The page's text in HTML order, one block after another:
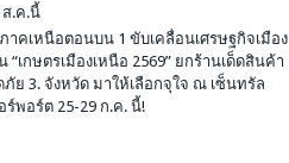
ส.ค.นี้
าคเหนือตอนบน 1 ขับเคลื่อนเศรษฐกิจเมือง
“เกษตรเมืองเหนือ 2569” ยกร้านเด็ดสินค้า
ภัย 3. จังหวัด มาให้เลือกจุใจ ณ เซ็นทรัล
ร์พอร์ต 25-29 ก.ค. นี้!